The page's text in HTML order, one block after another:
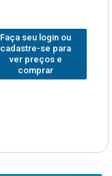
Faça seu login ou
cadastre-se para
ver preços e
comprar